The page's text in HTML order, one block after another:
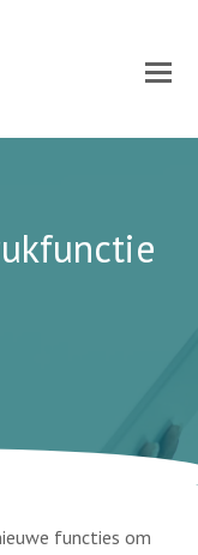
functies om